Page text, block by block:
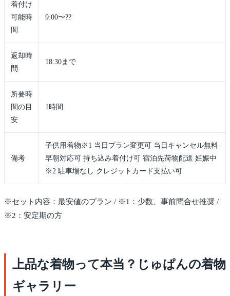
着付け
可能時
間
9:00〜??
返却時
間
18:30まで
所要時
間の目
安
1時間
備考
子供用着物※1 当日プラン変更可 当日キャンセル無料
早朝対応可 持ち込み着付け可 宿泊先荷物配送 妊娠中
※2 駐車場なし クレジットカード支払い可
※セット内容：最安値のプラン / ※1：少数、事前問合せ推奨 /
※2：安定期の方
上品な着物って本当？じゅぱんの着物
ギャラリー